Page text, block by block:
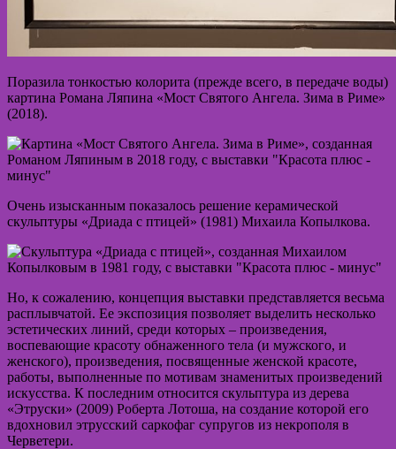
Поразила тонкостью колорита (прежде всего, в передаче воды)
картина Романа Ляпина «Мост Святого Ангела. Зима в Риме»
(2018).
Очень изысканным показалось решение керамической
скульптуры «Дриада с птицей» (1981) Михаила Копылкова.
Но, к сожалению, концепция выставки представляется весьма
расплывчатой. Ее экспозиция позволяет выделить несколько
эстетических линий, среди которых – произведения,
воспевающие красоту обнаженного тела (и мужского, и
женского), произведения, посвященные женской красоте,
работы, выполненные по мотивам знаменитых произведений
искусства. К последним относится скульптура из дерева
«Этруски» (2009) Роберта Лотоша, на создание которой его
вдохновил этрусский саркофаг супругов из некрополя в
Черветери.